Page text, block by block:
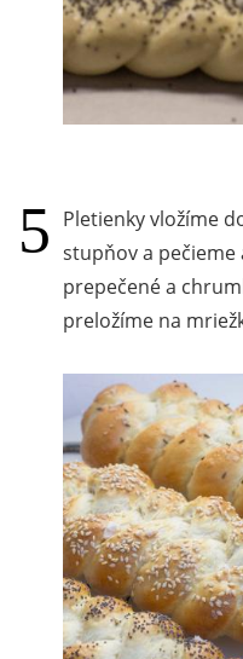
Pletienky vložíme
stupňov a pečieme
prepečené a
preložíme na